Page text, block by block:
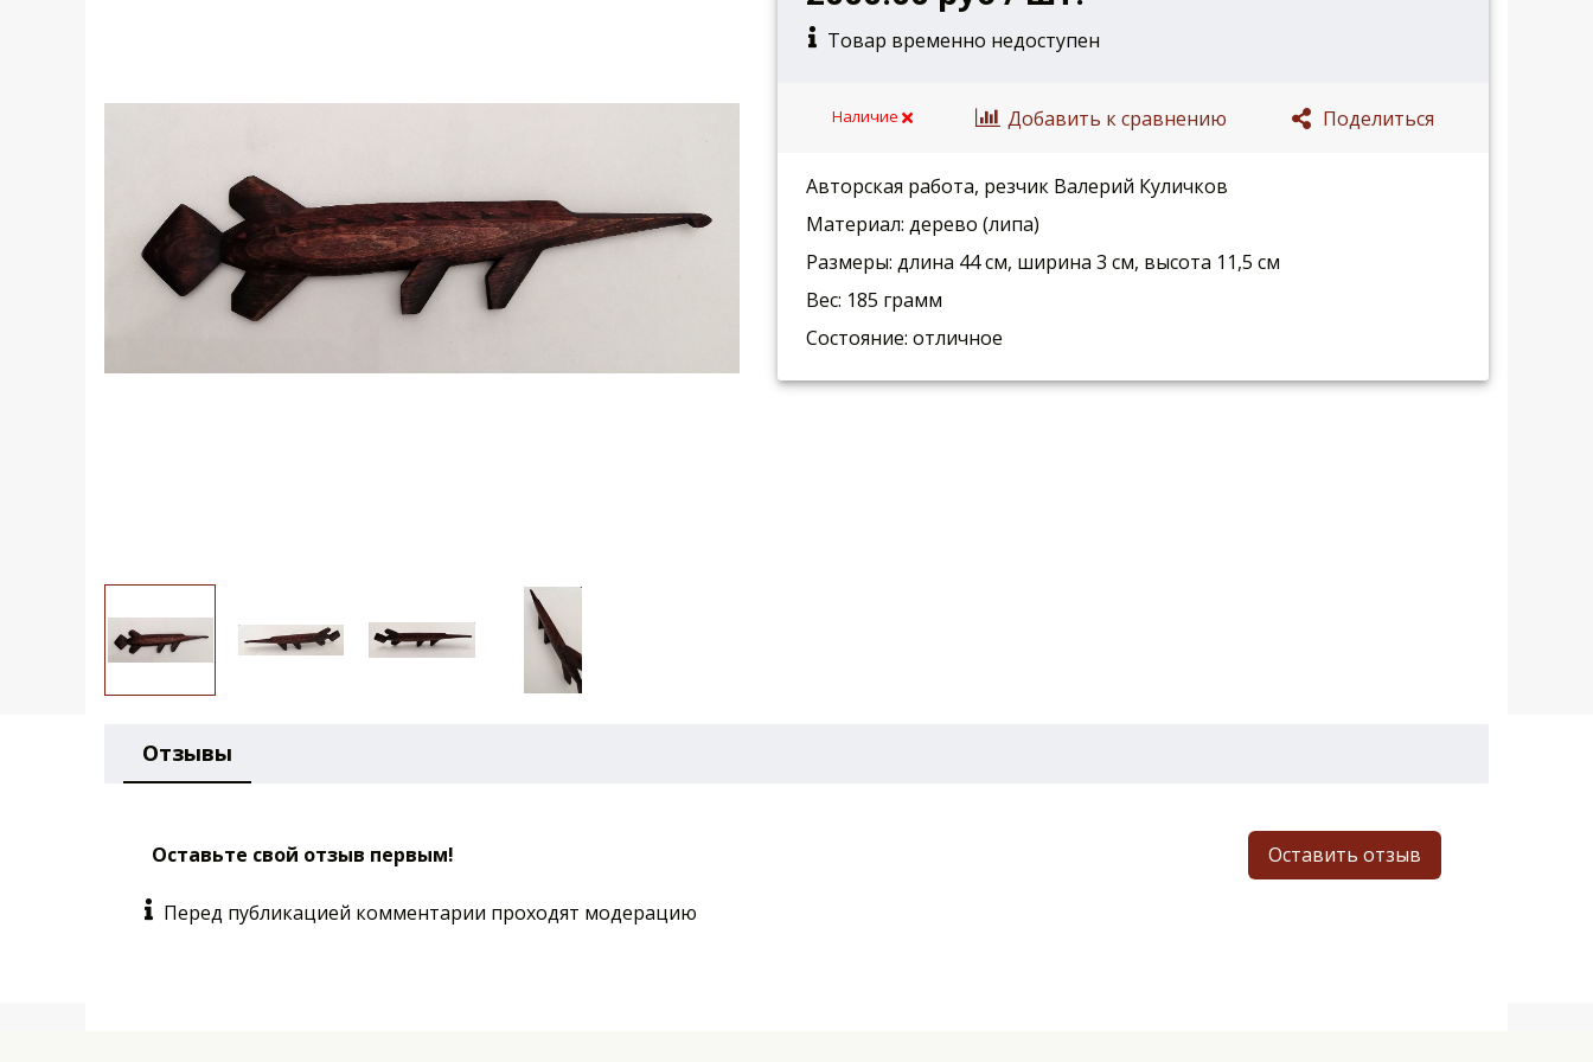
Товар временно недоступен
Наличие Добавить к сравнению Поделиться
Авторская работа, резчик Валерий Куличков
Материал: дерево (липа)
Размеры: длина 44 см, ширина 3 см, высота 11,5 см
Вес: 185 грамм
Состояние: отличное
Отзывы
Оставьте свой отзыв первым! Оставить отзыв
Перед публикацией комментарии проходят модерацию